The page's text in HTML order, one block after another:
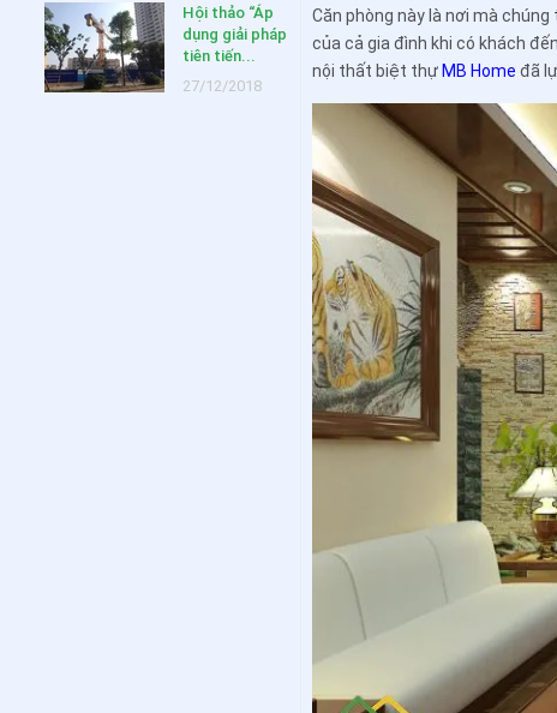
Căn phòng này là nơi mà
của cả gia đình khi có khách
nội thất biệt thự MB Home đã
Hội thảo “Áp
dụng giải pháp
tiên tiến...
27/12/2018